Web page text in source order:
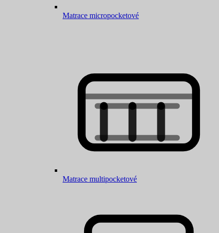
Matrace micropocketové
Matrace multipocketové